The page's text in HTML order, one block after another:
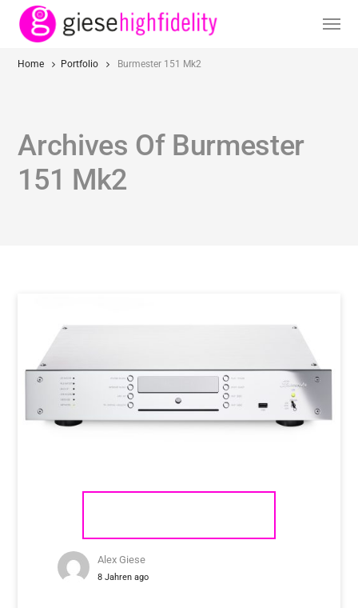
Home Portfolio Burmester 151 Mk2
Archives Of Burmester
151 Mk2
Alex Giese
8 Jahren ago